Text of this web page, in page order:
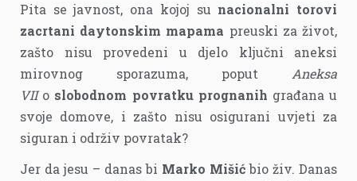
Pita se javnost, ona kojoj su nacionalni torovi
zacrtani daytonskim mapama preuski za život,
zašto nisu provedeni u djelo ključni aneksi
mirovnog sporazuma, poput Aneksa
VIIo slobodnom povratku prognanih građana u
svoje domove, i zašto nisu osigurani uvjeti za
siguran i održiv povratak?
Jer da jesu – danas bi Marko Mišićbio živ. Danas